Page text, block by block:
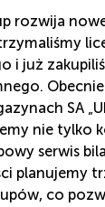
rozwija
i już
SA
nie tylko
serwis
planujemy
co